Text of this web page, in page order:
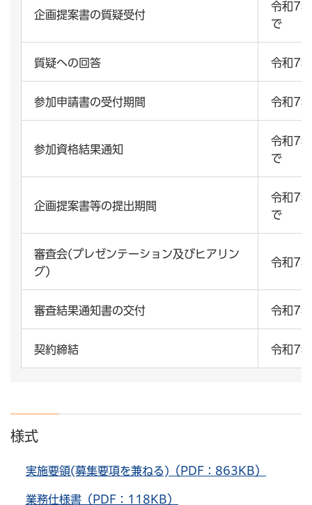
企画提案書の質疑受付
令和7
で
質疑への回答 令和7
参加申請書の受付期間 令和7
参加資格結果通知
令和7
で
企画提案書等の提出期間
令和7
で
審査会(プレゼンテーション及びヒアリン
グ)
令和7
審査結果通知書の交付 令和7
契約締結 令和7
様式
実施要領(募集要項を兼ねる)（PDF：863KB）
業務仕様書（PDF：118KB）